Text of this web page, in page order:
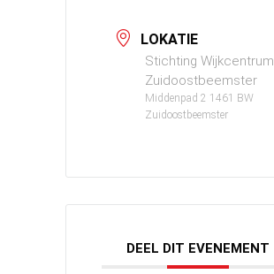
LOKATIE
Stichting Wijkcentrum
Zuidoostbeemster
Middenpad 2 1461 BW
Zuidoostbeemster
DEEL DIT EVENEMENT